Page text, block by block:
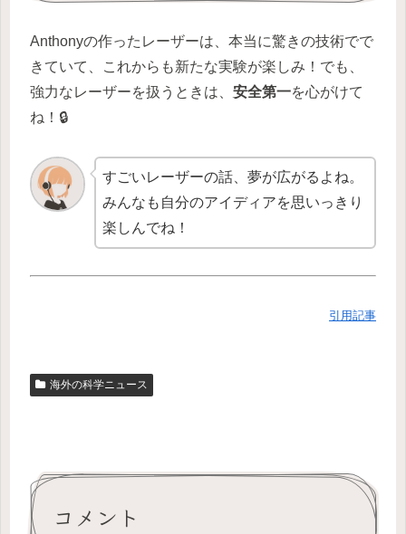
Anthonyの作ったレーザーは、本当に驚きの技術でで
きていて、これからも新たな実験が楽しみ！でも、
強力なレーザーを扱うときは、 安全第一を心がけて
ね！🔒
すごいレーザーの話、夢が広がるよね。
みんなも自分のアイディアを思いっきり
楽しんでね！
引用記事
海外の科学ニュース
コメント